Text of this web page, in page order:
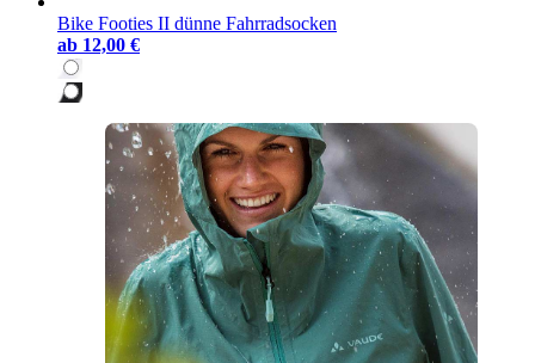
Bike Footies II dünne Fahrradsocken
ab 12,00 €